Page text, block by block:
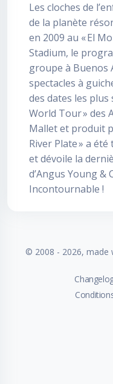
Les cloches de
de la planète
en 2009 au « El
Stadium, le
groupe à Buenos
spectacles à
des dates les plus
World Tour » des
Mallet et produit
River Plate » a
et dévoile la
d’Angus Young &
Incontournable !
© 2008 - 2026, made